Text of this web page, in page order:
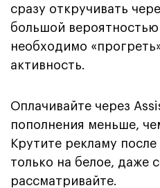
сразу откручивать
большой
необходимо
активность.
Оплачивайте через
пополнения меньше,
Крутите рекламу
только на белое, даже
рассматривайте.